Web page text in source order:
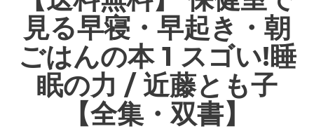
見る早寝・早起き・朝
ごはんの本 1 スゴい!睡
眠の力 / 近藤とも子
【全集・双書】